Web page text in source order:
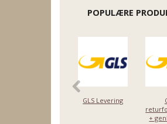
POPULÆRE
GLS Levering
+